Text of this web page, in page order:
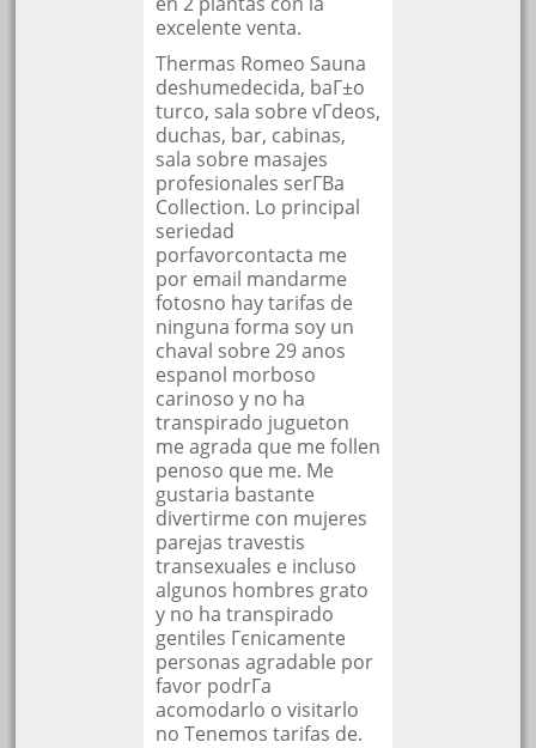
excelente venta.
Thermas Romeo Sauna
deshumedecida, baГ±o
turco, sala sobre vГ­deos,
duchas, bar, cabinas,
sala sobre masajes
profesionales serГ­В­a
Collection. Lo principal
seriedad
porfavorcontacta me
por email mandarme
fotosno hay tarifas de
ninguna forma soy un
chaval sobre 29 anos
espanol morboso
carinoso y no ha
transpirado jugueton
me agrada que me follen
penoso que me. Me
gustaria bastante
divertirme con mujeres
parejas travestis
transexuales e incluso
algunos hombres grato
y no ha transpirado
gentiles Гєnicamente
personas agradable por
favor podrГ­a
acomodarlo o visitarlo
no Tenemos tarifas de.